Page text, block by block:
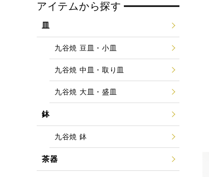
アイテムから探す
皿
九谷焼 豆皿・小皿
九谷焼 中皿・取り皿
九谷焼 大皿・盛皿
鉢
九谷焼 鉢
茶器